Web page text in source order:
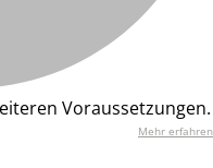
Voraussetzungen.
Mehr erfahren